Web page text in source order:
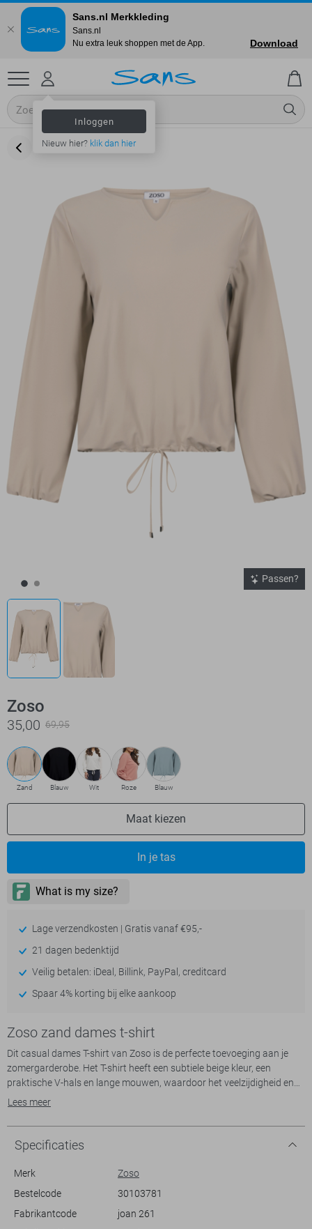
Inloggen
Nieuw hier? klik dan hier
Passen?
Zoso
35,00 69,95
Zand Blauw Wit Roze Blauw
Maat kiezen
In je tas
Lage verzendkosten | Gratis vanaf €95,-
21 dagen bedenktijd
Veilig betalen: iDeal, Billink, PayPal, creditcard
Spaar 4% korting bij elke aankoop
Zoso zand dames t-shirt
Dit casual dames T-shirt van Zoso is de perfecte toevoeging aan je
zomergarderobe. Het T-shirt heeft een subtiele beige kleur, een
praktische V-hals en lange mouwen, waardoor het veelzijdigheid en
comfort biedt voor diverse gelegenheden. Gemaakt van een mix van
huid, ideaal voor warme zomerdagen.
Het ontwerp met een regular fit biedt een ontspannen uitstraling,
terwijl de normale lengte zorgt voor een tijdloze look die past bij
casual dagje uit, of met een rok voor een nettere setting, dit T-shirt is
flexibel in gebruik. De subtiele details, zoals de lichte ruches aan de
Lees meer
Specificaties
Merk
Zoso
Bestelcode
30103781
Fabrikantcode
joan 261
Sans.nl Merkkleding
Sans.nl
Nu extra leuk shoppen met de App.
Download